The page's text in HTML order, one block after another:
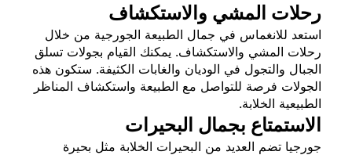
رحلات المشي والاستكشاف
استعد للانغماس في جمال الطبيعة الجورجية من خلال
رحلات المشي والاستكشاف. يمكنك القيام بجولات تسلق
الجبال والتجول في الوديان والغابات الكثيفة. ستكون هذه
الجولات فرصة للتواصل مع الطبيعة واستكشاف المناظر
الطبيعية الخلابة.
الاستمتاع بجمال البحيرات
جورجيا تضم العديد من البحيرات الخلابة مثل بحيرة